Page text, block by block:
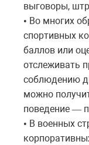
выговоры,
• Во многих
спортивных
баллов или
отслеживать
соблюдению
можно
поведение —
• В военных